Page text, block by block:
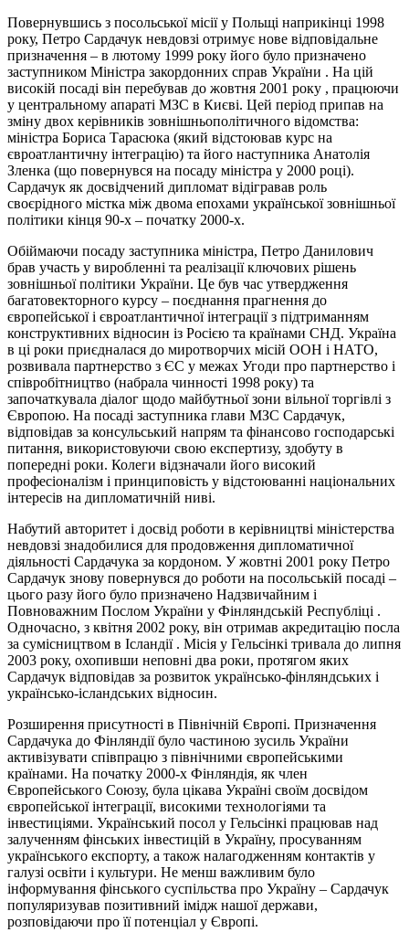
Повернувшись з посольської місії у Польщі наприкінці 1998
року, Петро Сардачук невдовзі отримує нове відповідальне
призначення – в лютому 1999 року його було призначено
заступником Міністра закордонних справ України . На цій
високій посаді він перебував до жовтня 2001 року , працюючи
у центральному апараті МЗС в Києві. Цей період припав на
зміну двох керівників зовнішньополітичного відомства:
міністра Бориса Тарасюка (який відстоював курс на
євроатлантичну інтеграцію) та його наступника Анатолія
Зленка (що повернувся на посаду міністра у 2000 році).
Сардачук як досвідчений дипломат відігравав роль
своєрідного містка між двома епохами української зовнішньої
політики кінця 90-х – початку 2000-х.
Обіймаючи посаду заступника міністра, Петро Данилович
брав участь у виробленні та реалізації ключових рішень
зовнішньої політики України. Це був час утвердження
багатовекторного курсу – поєднання прагнення до
європейської і євроатлантичної інтеграції з підтриманням
конструктивних відносин із Росією та країнами СНД. Україна
в ці роки приєдналася до миротворчих місій ООН і НАТО,
розвивала партнерство з ЄС у межах Угоди про партнерство і
співробітництво (набрала чинності 1998 року) та
започаткувала діалог щодо майбутньої зони вільної торгівлі з
Європою. На посаді заступника глави МЗС Сардачук,
відповідав за консульський напрям та фінансово господарські
питання, використовуючи свою експертизу, здобуту в
попередні роки. Колеги відзначали його високий
професіоналізм і принциповість у відстоюванні національних
інтересів на дипломатичній ниві.
Набутий авторитет і досвід роботи в керівництві міністерства
невдовзі знадобилися для продовження дипломатичної
діяльності Сардачука за кордоном. У жовтні 2001 року Петро
Сардачук знову повернувся до роботи на посольській посаді –
цього разу його було призначено Надзвичайним і
Повноважним Послом України у Фінляндській Республіці .
Одночасно, з квітня 2002 року, він отримав акредитацію посла
за сумісництвом в Ісландії . Місія у Гельсінкі тривала до липня
2003 року, охопивши неповні два роки, протягом яких
Сардачук відповідав за розвиток українсько-фінляндських і
українсько-ісландських відносин.
Розширення присутності в Північній Європі. Призначення
Сардачука до Фінляндії було частиною зусиль України
активізувати співпрацю з північними європейськими
країнами. На початку 2000-х Фінляндія, як член
Європейського Союзу, була цікава Україні своїм досвідом
європейської інтеграції, високими технологіями та
інвестиціями. Український посол у Гельсінкі працював над
залученням фінських інвестицій в Україну, просуванням
українського експорту, а також налагодженням контактів у
галузі освіти і культури. Не менш важливим було
інформування фінського суспільства про Україну – Сардачук
популяризував позитивний імідж нашої держави,
розповідаючи про її потенціал у Європі.